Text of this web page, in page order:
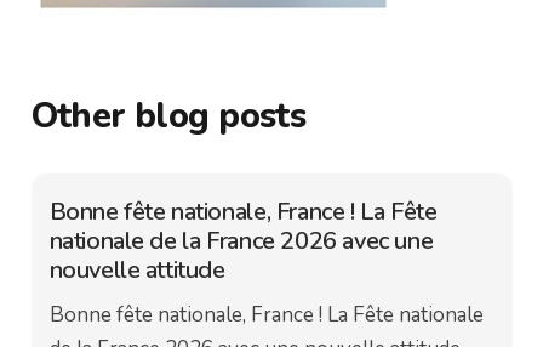
Other blog posts
Bonne fête nationale, France ! La Fête
nationale de la France 2026 avec une
nouvelle attitude
Bonne fête nationale, France ! La Fête nationale